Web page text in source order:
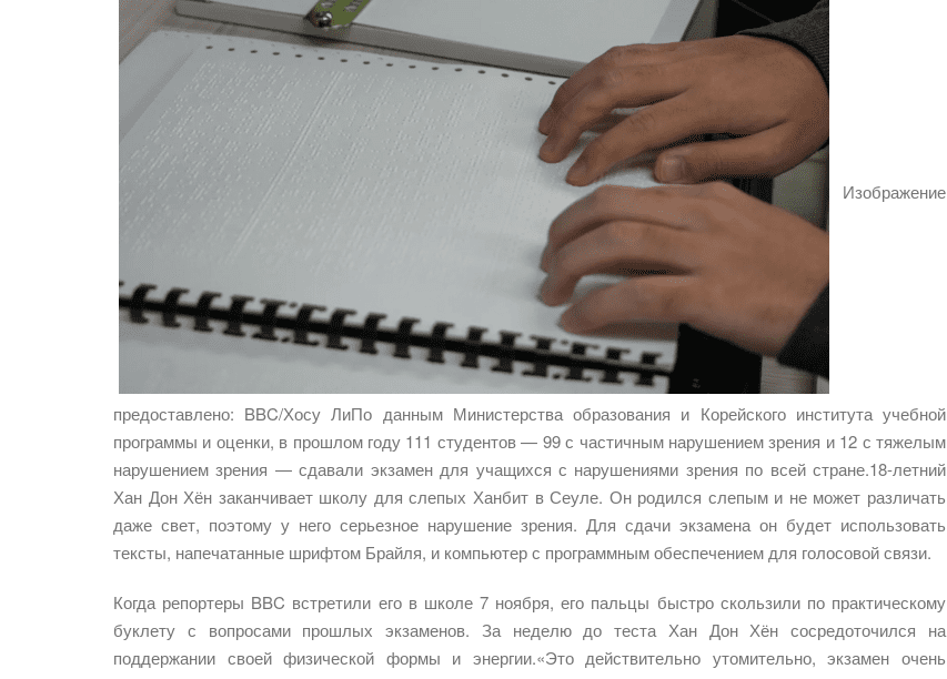
Изображение
предоставлено: BBC/Хосу ЛиПо данным Министерства образования и Корейского института учебной
программы и оценки, в прошлом году 111 студентов — 99 с частичным нарушением зрения и 12 с тяжелым
нарушением зрения — сдавали экзамен для учащихся с нарушениями зрения по всей стране.18-летний
Хан Дон Хён заканчивает школу для слепых Ханбит в Сеуле. Он родился слепым и не может различать
даже свет, поэтому у него серьезное нарушение зрения. Для сдачи экзамена он будет использовать
тексты, напечатанные шрифтом Брайля, и компьютер с программным обеспечением для голосовой связи.
Когда репортеры BBC встретили его в школе 7 ноября, его пальцы быстро скользили по практическому
буклету с вопросами прошлых экзаменов. За неделю до теста Хан Дон Хён сосредоточился на
поддержании своей физической формы и энергии.«Это действительно утомительно, экзамен очень